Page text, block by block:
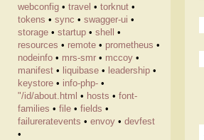
webconfig • travel • torknut •
tokens • sync • swagger-ui •
storage • startup • shell
•
resources • remote • prometheus •
nodeinfo • mrs-smr • mccoy •
manifest • liquibase • leadership •
keystore • info-php- •
"/id/about.html • hosts • font-
families • file • fields •
failureratevents • envoy • devfest
•